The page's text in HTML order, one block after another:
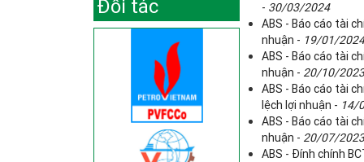
Đối tác
- 30/03/2024
ABS - Báo cáo tài
nhuận - 19/01/2024
ABS - Báo cáo tài
nhuận - 20/10/2023
ABS - Báo cáo tài
lệch lợi nhuận - 14/
ABS - Báo cáo tài
nhuận - 20/07/2023
ABS - Đính chính